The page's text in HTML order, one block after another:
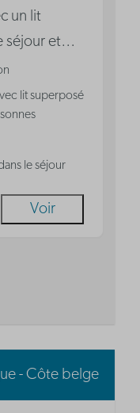
un lit
séjour et…
lit superposé
le séjour
Voir
- Côte belge